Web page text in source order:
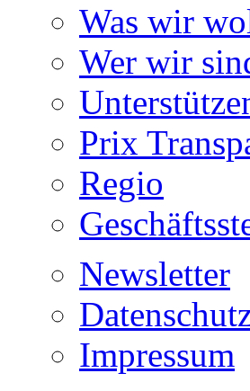
Was wir
Wer wir
Prix
Regio
Newsletter
Impressum